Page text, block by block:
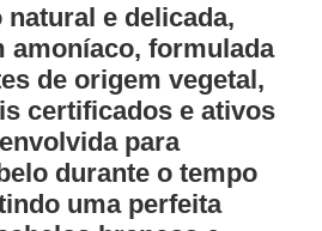
e delicada,
amoníaco, formulada
de origem vegetal,
certificados e ativos
para
durante o tempo
uma perfeita